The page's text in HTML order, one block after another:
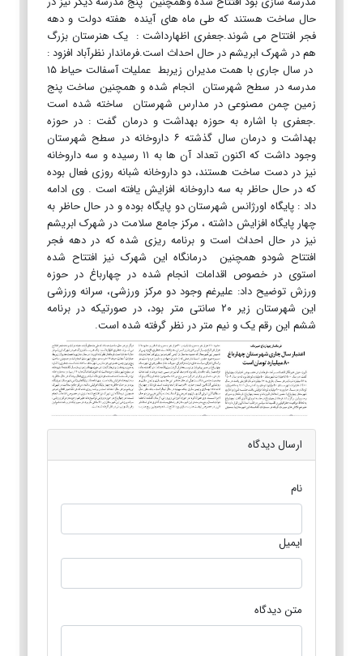
حال ساخت هستند که طی ماه های آینده هفته دولت و دهه
فجر افتتاح می شوند.جعفری اظهارداشت : یک هنرستان بزرگ
هم در شهرک ابریشم در حال احداث است.فرماندار نظرآباد افزود :
در سال جاری با همت مدیران زیربط عملیات آسفالت حیاط ۱۵
مدرسه در سطح شهرستان انجام شده و همچنین ساخت پنج
زمین چمن مصنوعی در مدارس شهرستان ساخته شده است
.جعفری با اشاره به حوزه بهداشت و درمان گفت : در حوزه
بهداشت و درمان سال گذشته ۶ داروخانه در سطح شهرستان
وجود داشت که اکنون تعداد آن ها به ۱۱ رسیده و سه داروخانه
نیز در دست ساخت هستند، دو داروخانه شبانه روزی فعال بوده
که در حال حاظر به سه داروخانه افزایش یافته است . وی ادامه
داد : پایگاه اورژانس شهرستان دو پایگاه بوده و در حال حاظر به
چهار پایگاه افزایش داشته ، مرکز جامع سلامت در شهرک ابریشم
نیز در حال احداث است و برنامه ریزی شده که در دهه فجر
افتتاح شودو همچنین درمانگاه این شهرک نیز افتتاح شده
استوی در خصوص اقدامات انجام شده در چهارباغ در حوزه
ورزش توضیح داد: علیرغم وجود دو مرکز ورزشی، سرانه ورزشی
این شهرستان زیر ۲۰ سانتی متر بود، در صورتیکه در برنامه
ششم این رقم یک و نیم متر در نظر گرفته شده است.
ارسال دیدگاه
نام
ایمیل
متن دیدگاه